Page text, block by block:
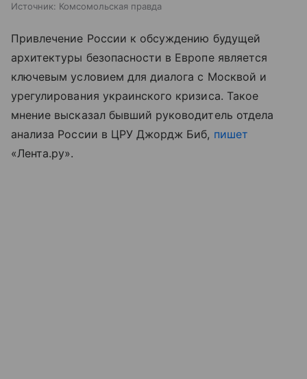
Источник: Комсомольская правда
Привлечение России к обсуждению будущей
архитектуры безопасности в Европе является
ключевым условием для диалога с Москвой и
урегулирования украинского кризиса. Такое
мнение высказал бывший руководитель отдела
анализа России в ЦРУ Джордж Биб, пишет
«Лента.ру».